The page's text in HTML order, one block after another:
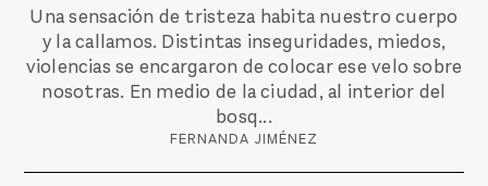
Una sensación de tristeza habita nuestro cuerpo
y la callamos. Distintas inseguridades, miedos,
violencias se encargaron de colocar ese velo sobre
nosotras. En medio de la ciudad, al interior del
bosq...
FERNANDA JIMÉNEZ